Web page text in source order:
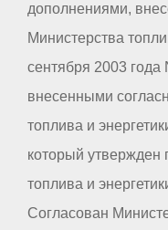
дополнениями,
Министерства
сентября 2003
внесенными
топлива и
который утвержден
топлива и
Согласован